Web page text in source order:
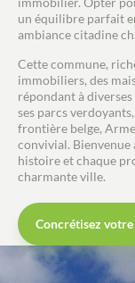
un équilibre parfait
ambiance citadine
Cette commune,
immobiliers, des
répondant à
ses parcs
frontière belge,
convivial. Bienvenue
histoire et chaque
charmante ville.
Concrétisez